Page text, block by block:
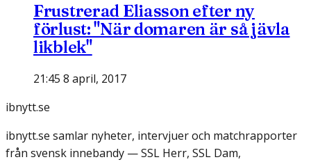
Frustrerad Eliasson efter ny
förlust: "När domaren är så jävla
likblek"
21:45 8 april, 2017
ibnytt.se
ibnytt.se samlar nyheter, intervjuer och matchrapporter
från svensk innebandy — SSL Herr, SSL Dam,